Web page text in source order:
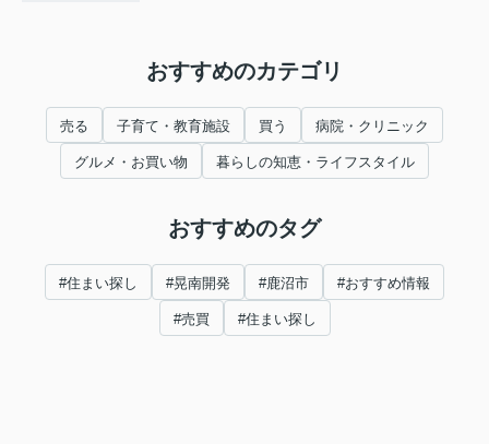
おすすめのカテゴリ
売る 子育て・教育施設 買う 病院・クリニック
グルメ・お買い物 暮らしの知恵・ライフスタイル
おすすめのタグ
#住まい探し #晃南開発 #鹿沼市 #おすすめ情報
#売買 #住まい探し